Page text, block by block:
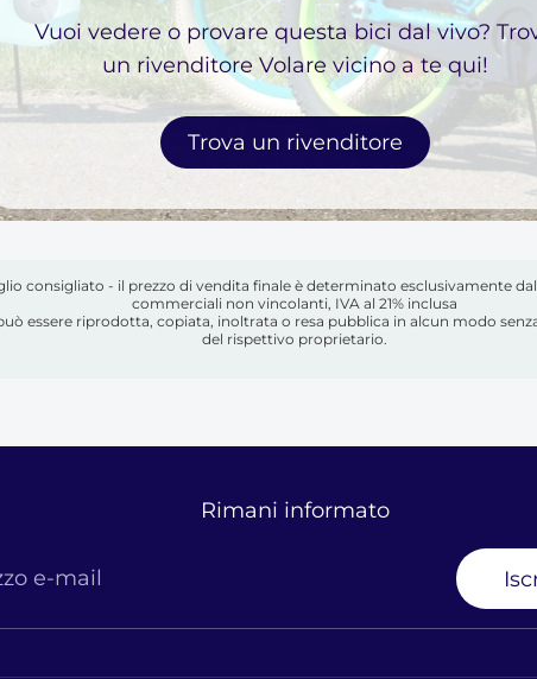
Vuoi vedere o provare questa bici dal vivo?
un rivenditore Volare vicino a te qui!
Trova un rivenditore
consigliato - il prezzo di vendita finale è determinato esclusivamente
commerciali non vincolanti, IVA al 21% inclusa
essere riprodotta, copiata, inoltrata o resa pubblica in alcun modo
del rispettivo proprietario.
Rimani informato
e-mail